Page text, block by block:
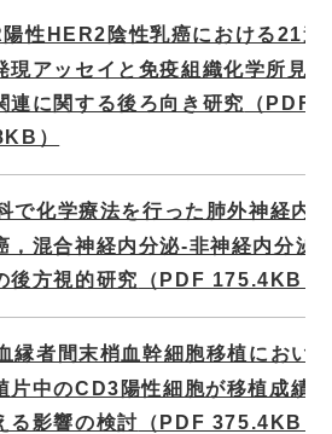
陽性HER2陰性乳癌における21遺
現アッセイと免疫組織化学所見
連に関する後ろ向き研究
（PDF
）
で化学療法を行った肺外神経内
，混合神経内分泌-非神経内分泌
後方視的研究
（PDF 175.4KB）
縁者間末梢血幹細胞移植におい
片中のCD3陽性細胞が移植成績
る影響の検討 （PDF 375.4KB）